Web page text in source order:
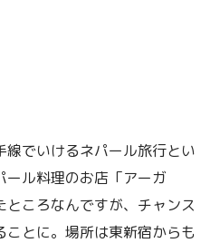
でいけるネパール旅行とい
ール料理のお店「アーガ
ころなんですが、チャンス
とに。場所は東新宿からも